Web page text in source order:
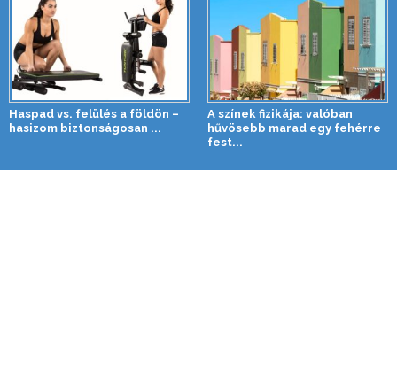
Haspad vs. felülés a földön –
hasizom biztonságosan ...
A színek fizikája: valóban
hűvösebb marad egy fehérre
fest...